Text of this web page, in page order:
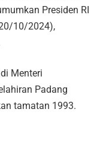
Presiden RI
10/2024),
Menteri
Padang
tamatan 1993.